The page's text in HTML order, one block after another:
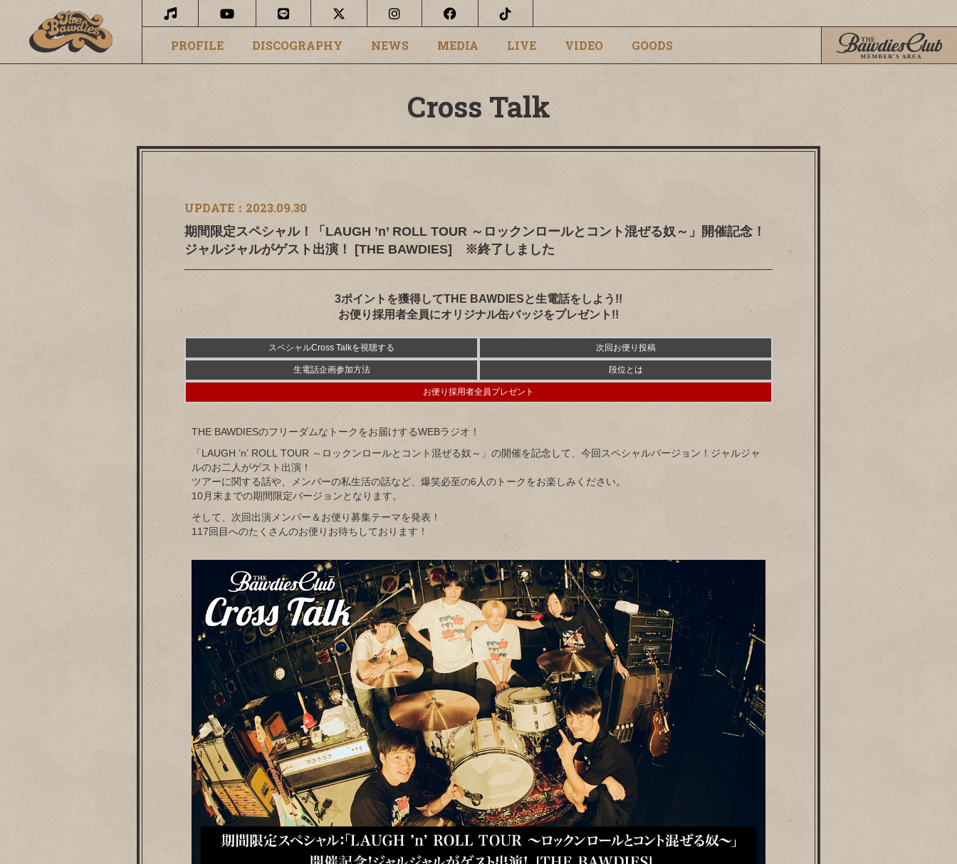
PROFILE DISCOGRAPHY NEWS MEDIA LIVE VIDEO GOODS
Cross Talk
UPDATE： 2023.09.30
期間限定スペシャル！「LAUGH ’n’ ROLL TOUR ～ロックンロールとコント混ぜる奴～」開催記念！
ジャルジャルがゲスト出演！ [THE BAWDIES] ※終了しました
3ポイントを獲得してTHE BAWDIESと生電話をしよう!!
お便り採用者全員にオリジナル缶バッジをプレゼント!!
スペシャルCross Talkを視聴する 次回お便り投稿
生電話企画参加方法 段位とは
お便り採用者全員プレゼント
THE BAWDIESのフリーダムなトークをお届けするWEBラジオ！
「LAUGH ’n’ ROLL TOUR ～ロックンロールとコント混ぜる奴～」の開催を記念して、今回スペシャルバージョン！ジャルジャ
ルのお二人がゲスト出演！
ツアーに関する話や、メンバーの私生活の話など、爆笑必至の6人のトークをお楽しみください。
10月末までの期間限定バージョンとなります。
そして、次回出演メンバー＆お便り募集テーマを発表！
117回目へのたくさんのお便りお待ちしております！